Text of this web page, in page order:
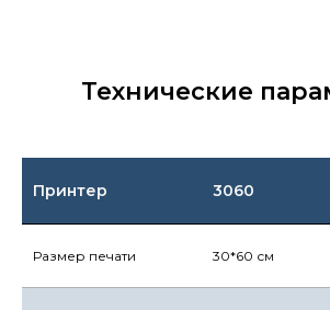
Технические
Принтер 3060
Размер печати 30*60 см